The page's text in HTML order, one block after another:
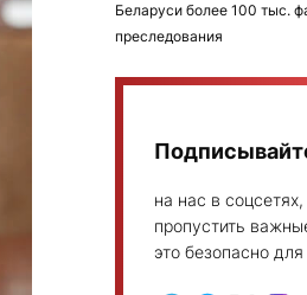
Беларуси более 100 тыс.
преследования
на нас в
пропустить
это безопасно